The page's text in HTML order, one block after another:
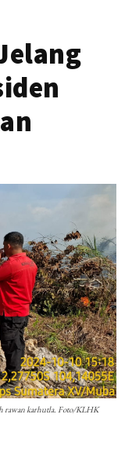
rawan karhutla. Foto/KLHK